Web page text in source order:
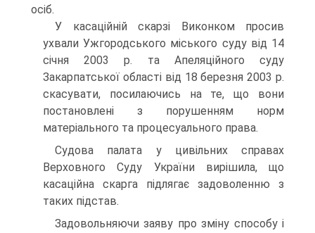
осіб.
У касаційній скарзі Виконком просив
ухвали Ужгородського міського суду від 14
січня 2003 р. та Апеляційного суду
Закарпатської області від 18 березня 2003 р.
скасувати, посилаючись на те, що вони
постановлені з порушенням норм
матеріального та процесуального права.
Судова палата у цивільних справах
Верховного Суду України вирішила, що
касаційна скарга підлягає задоволенню з
таких підстав.
Задовольняючи заяву про зміну способу і